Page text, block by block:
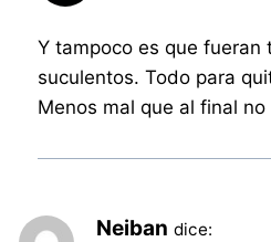
Y tampoco es que fueran
suculentos. Todo para
Menos mal que al final
Neiban dice: